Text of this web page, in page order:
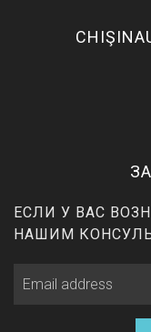
ЕСЛИ У ВАС
НАШИМ